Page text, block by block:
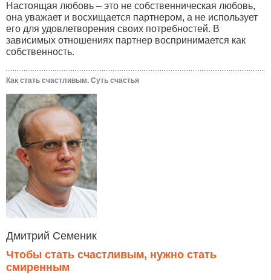
Настоящая любовь – это не собственническая любовь,
она уважает и восхищается партнером, а не использует
его для удовлетворения своих потребностей. В
зависимых отношениях партнер воспринимается как
собственность.
Как стать счастливым. Суть счастья
Дмитрий Семеник
Чтобы стать счастливым, нужно стать
смиренным